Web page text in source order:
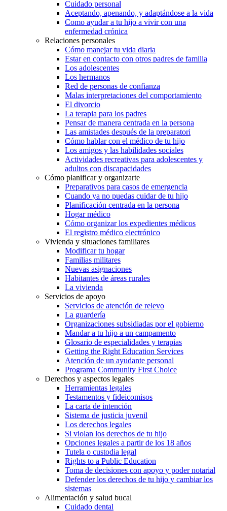
Cuidado personal
Aceptando, apenando, y adaptándose a la vida
Como ayudar a tu hijo a vivir con una
enfermedad crónica
Relaciones personales
Cómo manejar tu vida diaria
Estar en contacto con otros padres de familia
Los adolescentes
Los hermanos
Red de personas de confianza
Malas interpretaciones del comportamiento
El divorcio
La terapia para los padres
Pensar de manera centrada en la persona
Las amistades después de la preparatori
Cómo hablar con el médico de tu hijo
Los amigos y las habilidades sociales
Actividades recreativas para adolescentes y
adultos con discapacidades
Cómo planificar y organizarte
Preparativos para casos de emergencia
Cuando ya no puedas cuidar de tu hijo
Planificación centrada en la persona
Hogar médico
Cómo organizar los expedientes médicos
El registro médico electrónico
Vivienda y situaciones familiares
Modificar tu hogar
Familias militares
Nuevas asignaciones
Habitantes de áreas rurales
La vivienda
Servicios de apoyo
Servicios de atención de relevo
La guardería
Organizaciones subsidiadas por el gobierno
Mandar a tu hijo a un campamento
Glosario de especialidades y terapias
Getting the Right Education Services
Atención de un ayudante personal
Programa Community First Choice
Derechos y aspectos legales
Herramientas legales
Testamentos y fideicomisos
La carta de intención
Sistema de justicia juvenil
Los derechos legales
Si violan los derechos de tu hijo
Opciones legales a partir de los 18 años
Tutela o custodia legal
Rights to a Public Education
Toma de decisiones con apoyo y poder notarial
Defender los derechos de tu hijo y cambiar los
sistemas
Alimentación y salud bucal
Cuidado dental